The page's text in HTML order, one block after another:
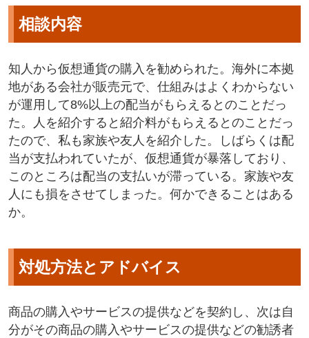
相談内容
知人から仮想通貨の購入を勧められた。海外に本拠
地がある会社が販売元で、仕組みはよくわからない
が運用して8%以上の配当がもらえるとのことだっ
た。人を紹介すると紹介料がもらえるとのことだっ
たので、私も家族や友人を紹介した。しばらくは配
当が支払われていたが、仮想通貨が暴落しており、
このところは配当の支払いが滞っている。家族や友
人にも損をさせてしまった。何かできることはある
か。
対処方法とアドバイス
商品の購入やサービスの提供などを契約し、次は自
分がその商品の購入やサービスの提供などの勧誘者